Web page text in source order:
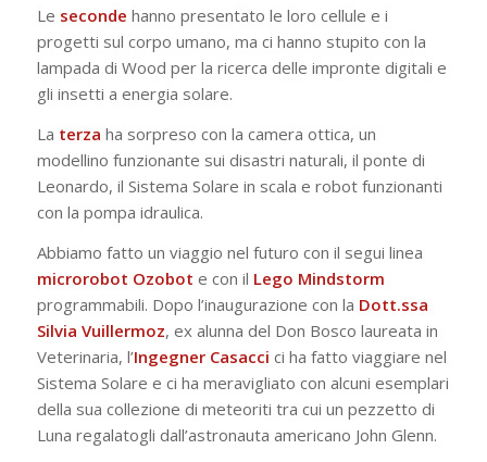
Le seconde hanno presentato le loro cellule e i
progetti sul corpo umano, ma ci hanno stupito con la
lampada di Wood per la ricerca delle impronte digitali e
gli insetti a energia solare.
La terza ha sorpreso con la camera ottica, un
modellino funzionante sui disastri naturali, il ponte di
Leonardo, il Sistema Solare in scala e robot funzionanti
con la pompa idraulica.
Abbiamo fatto un viaggio nel futuro con il segui linea
microrobot Ozobot e con il Lego Mindstorm
programmabili. Dopo l’inaugurazione con la Dott.ssa
Silvia Vuillermoz, ex alunna del Don Bosco laureata in
Veterinaria, l’Ingegner Casacci ci ha fatto viaggiare nel
Sistema Solare e ci ha meravigliato con alcuni esemplari
della sua collezione di meteoriti tra cui un pezzetto di
Luna regalatogli dall’astronauta americano John Glenn.